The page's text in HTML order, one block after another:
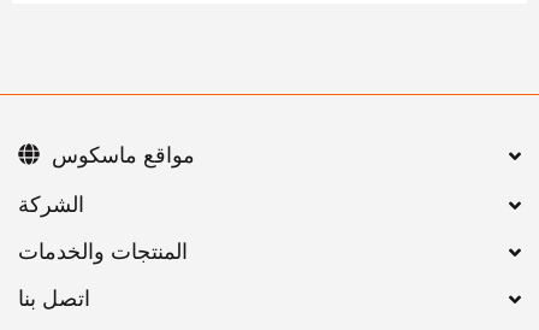
اتصل بنا
مواقع ماسكوس